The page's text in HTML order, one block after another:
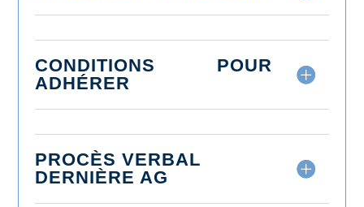
CONDITIONS POUR
ADHÉRER
PROCÈS VERBAL
DERNIÈRE AG